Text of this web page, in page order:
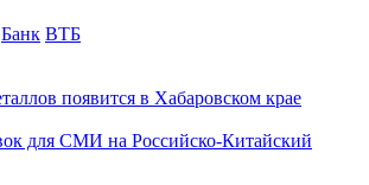
Банк ВТБ
появится в Хабаровском крае
для СМИ на Российско-Китайский